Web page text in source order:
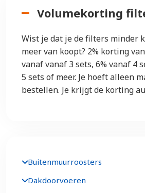
Volumekorting
Wist je dat je de filters minder
meer van koopt? 2% korting
vanaf vanaf 3 sets, 6% vanaf 4
5 sets of meer. Je hoeft alleen
bestellen. Je krijgt de korting
Buitenmuurroosters
Dakdoorvoeren